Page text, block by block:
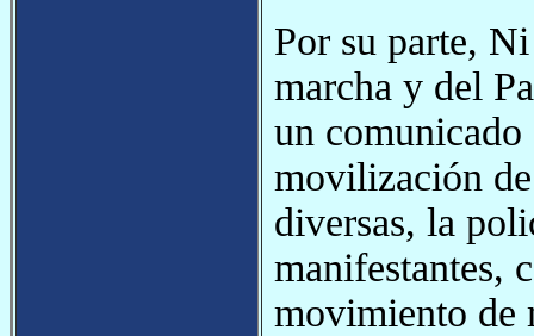
Por su parte,
marcha y del
un comunicado
movilización
diversas, la
manifestantes,
movimiento de